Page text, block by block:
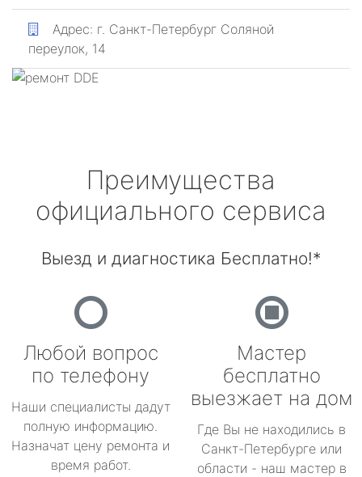
Адрес: г. Санкт-Петербург Соляной
переулок, 14
Преимущества
официального сервиса
Выезд и диагностика Бесплатно!*
Любой вопрос
по телефону
Наши специалисты дадут
полную информацию.
Назначат цену ремонта и
время работ.
Мастер
бесплатно
выезжает на дом
Где Вы не находились в
Санкт-Петербурге или
области - наш мастер в